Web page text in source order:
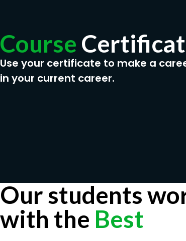
Course
Use your certificate to make a
in your current career.
Our students
with the Best